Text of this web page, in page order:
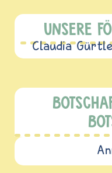
UNSERE
Claudia